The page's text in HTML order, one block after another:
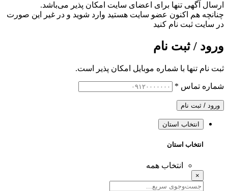
ارسال آگهی تنها برای اعضای سایت امکان پذیر می‌باشد.
چنانچه هم‌ اکنون عضو سایت هستید وارد شوید و در غیر این صورت
در سایت ثبت نام کنید
ورود / ثبت نام
ثبت نام تنها با شماره موبایل امکان پذیر است.
شماره تماس *
ورود / ثبت نام
انتخاب استان
انتخاب استان
انتخاب همه
×